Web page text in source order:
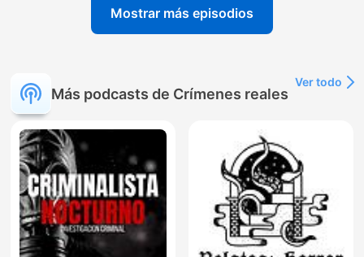
Mostrar más episodios
Más podcasts de Crímenes reales
Ver todo